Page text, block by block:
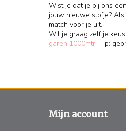
Wist je dat je bij ons een
jouw nieuwe stofje?
match voor je uit.
Wil je graag zelf je
garen 1000mtr. Tip:
Mijn account